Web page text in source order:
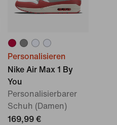
Personalisieren
Nike Air Max 1 By
You
Personalisierbarer
Schuh (Damen)
169,99 €